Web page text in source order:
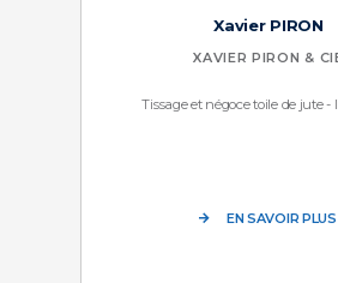
Xavier PIRON
XAVIER PIRON &
Tissage et négoce toile de jute -
EN SAVOIR PLUS